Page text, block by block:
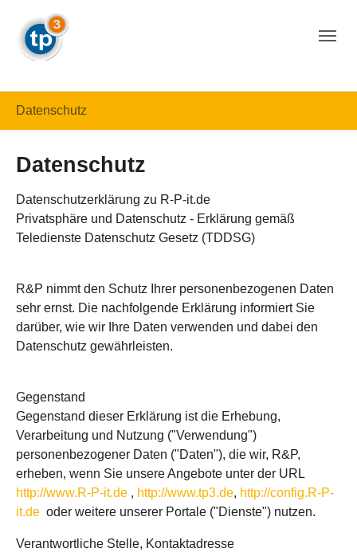
Datenschutz
Datenschutz
Datenschutzerklärung zu R-P-it.de
Privatsphäre und Datenschutz - Erklärung gemäß
Teledienste Datenschutz Gesetz (TDDSG)
R&P nimmt den Schutz Ihrer personenbezogenen Daten
sehr ernst. Die nachfolgende Erklärung informiert Sie
darüber, wie wir Ihre Daten verwenden und dabei den
Datenschutz gewährleisten.
Gegenstand
Gegenstand dieser Erklärung ist die Erhebung,
Verarbeitung und Nutzung ("Verwendung")
personenbezogener Daten ("Daten"), die wir, R&P,
erheben, wenn Sie unsere Angebote unter der URL
http://www.R-P-it.de , http://www.tp3.de, http://config.R-P-
it.de oder weitere unserer Portale ("Dienste") nutzen.
Verantwortliche Stelle, Kontaktadresse